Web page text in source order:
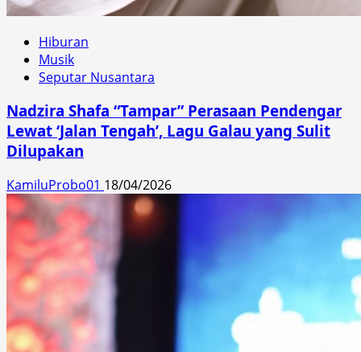
Hiburan
Musik
Seputar Nusantara
Nadzira Shafa “Tampar” Perasaan Pendengar
Lewat ‘Jalan Tengah’, Lagu Galau yang Sulit
Dilupakan
KamiluProbo01 18/04/2026